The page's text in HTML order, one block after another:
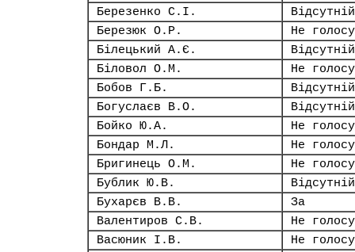
Березенко С.І.
Відсутній
Березюк О.Р.
Не
Білецький А.Є.
Відсутній
Біловол О.М.
Не
Бобов Г.Б.
Відсутній
Богуслаєв В.О.
Відсутній
Бойко Ю.А.
Не
Бондар М.Л.
Не
Бригинець О.М.
Не
Бублик Ю.В.
Відсутній
Бухарєв В.В.
За
Валентиров С.В.
Не
Васюник І.В.
Не